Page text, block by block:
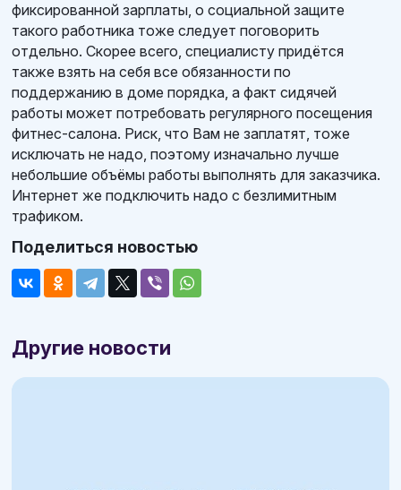
фиксированной зарплаты, о социальной защите
такого работника тоже следует поговорить
отдельно. Скорее всего, специалисту придётся
также взять на себя все обязанности по
поддержанию в доме порядка, а факт сидячей
работы может потребовать регулярного посещения
фитнес-салона. Риск, что Вам не заплатят, тоже
исключать не надо, поэтому изначально лучше
небольшие объёмы работы выполнять для заказчика.
Интернет же подключить надо с безлимитным
трафиком.
Поделиться новостью
Другие новости